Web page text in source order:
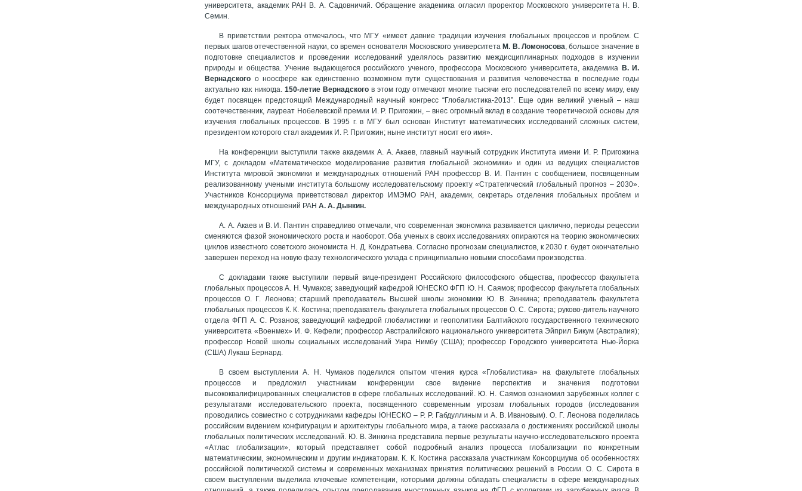
университета, академик РАН В. А. Садовничий. Обращение академика огласил проректор Московского университета Н. В.
Семин.
В приветствии ректора отмечалось, что МГУ «имеет давние традиции изучения глобальных процессов и проблем. С
первых шагов отечественной науки, со времен основателя Московского университетаМ. В. Ломоносова, большое значение в
подготовке специалистов и проведении исследований уделялось развитию междисциплинарных подходов в изучении
природы и общества. Учение выдающегося российского ученого, профессора Московского университета, академика В. И.
Вернадского о ноосфере как единственно возможном пути существования и развития человечества в последние годы
актуально как никогда. 150-летие Вернадскогов этом году отмечают многие тысячи его последователей по всему миру, ему
будет посвящен предстоящий Международный научный конгресс “Глобалистика-2013”. Еще один великий ученый – наш
соотечественник, лауреат Нобелевской премии И. Р. Пригожин, – внес огромный вклад в создание теоретической основы для
изучения глобальных процессов. В 1995 г. в МГУ был основан Институт математических исследований сложных систем,
президентом которого стал академик И. Р. Пригожин; ныне институт носит его имя».
На конференции выступили также академик А. А. Акаев, главный научный сотрудник Института имени И. Р. Пригожина
МГУ, с докладом «Математическое моделирование развития глобальной экономики» и один из ведущих специалистов
Института мировой экономики и международных отношений РАН профессор В. И. Пантин с сообщением, посвященным
реализованному учеными института большому исследовательскому проекту «Стратегический глобальный прогноз – 2030».
Участников Консорциума приветствовал директор ИМЭМО РАН, академик, секретарь отделения глобальных проблем и
международных отношений РАНА. А. Дынкин.
А. А. Акаев и В. И. Пантин справедливо отмечали, что современная экономика развивается циклично, периоды рецессии
сменяются фазой экономического роста и наоборот. Оба ученых в своих исследованиях опираются на теорию экономических
циклов известного советского экономиста Н. Д. Кондратьева. Согласно прогнозам специалистов, к 2030 г. будет окончательно
завершен переход на новую фазу технологического уклада с принципиально новыми способами производства.
С докладами также выступили первый вице-президент Российского философского общества, профессор факультета
глобальных процессов А. Н. Чумаков; заведующий кафедрой ЮНЕСКО ФГП Ю. Н. Саямов; профессор факультета глобальных
процессов О. Г. Леонова; старший преподаватель Высшей школы экономики Ю. В. Зинкина; преподаватель факультета
глобальных процессов К. К. Костина; преподаватель факультета глобальных процессов О. С. Сирота; руково-дитель научного
отдела ФГП А. С. Розанов; заведующий кафедрой глобалистики и геополитики Балтийского государственного технического
университета «Военмех» И. Ф. Кефели; профессор Австралийского национального университета Эйприл Бикум (Австралия);
профессор Новой школы социальных исследований Унра Нимбу (США); профессор Городского университета Нью-Йорка
(США) Лукаш Бернард.
В своем выступлении А. Н. Чумаков поделился опытом чтения курса «Глобалистика» на факультете глобальных
процессов и предложил участникам конференции свое видение перспектив и значения подготовки
высококвалифицированных специалистов в сфере глобальных исследований. Ю. Н. Саямов ознакомил зарубежных коллег с
результатами исследовательского проекта, посвященного современным угрозам глобальных городов (исследования
проводились совместно с сотрудниками кафедры ЮНЕСКО – Р. Р. Габдуллиным и А. В. Ивановым). О. Г. Леонова поделилась
российским видением конфигурации и архитектуры глобального мира, а также рассказала о достижениях российской школы
глобальных политических исследований. Ю. В. Зинкина представила первые результаты научно-исследовательского проекта
«Атлас глобализации», который представляет собой подробный анализ процесса глобализации по конкретным
математическим, экономическим и другим индикаторам. К. К. Костина рассказала участникам Консорциума об особенностях
российской политической системы и современных механизмах принятия политических решений в России. О. С. Сирота в
своем выступлении выделила ключевые компетенции, которыми должны обладать специалисты в сфере международных